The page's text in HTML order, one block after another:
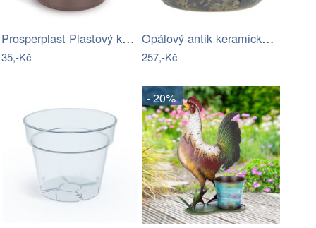
Prosperplast Plastový květináč REGULAS…
35,-Kč
Opálový antik keramický obal na…
257,-Kč
- 20%